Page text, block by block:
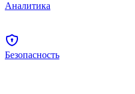
Аналитика
Безопасность